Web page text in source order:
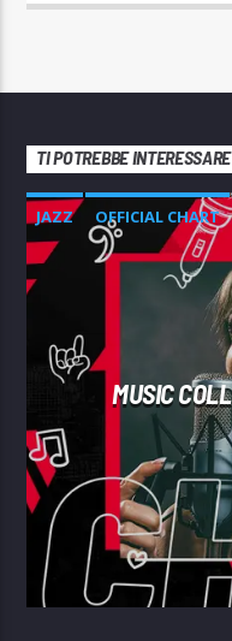
TI POTREBBE
JAZZ OFFICIAL CHART
MUSIC